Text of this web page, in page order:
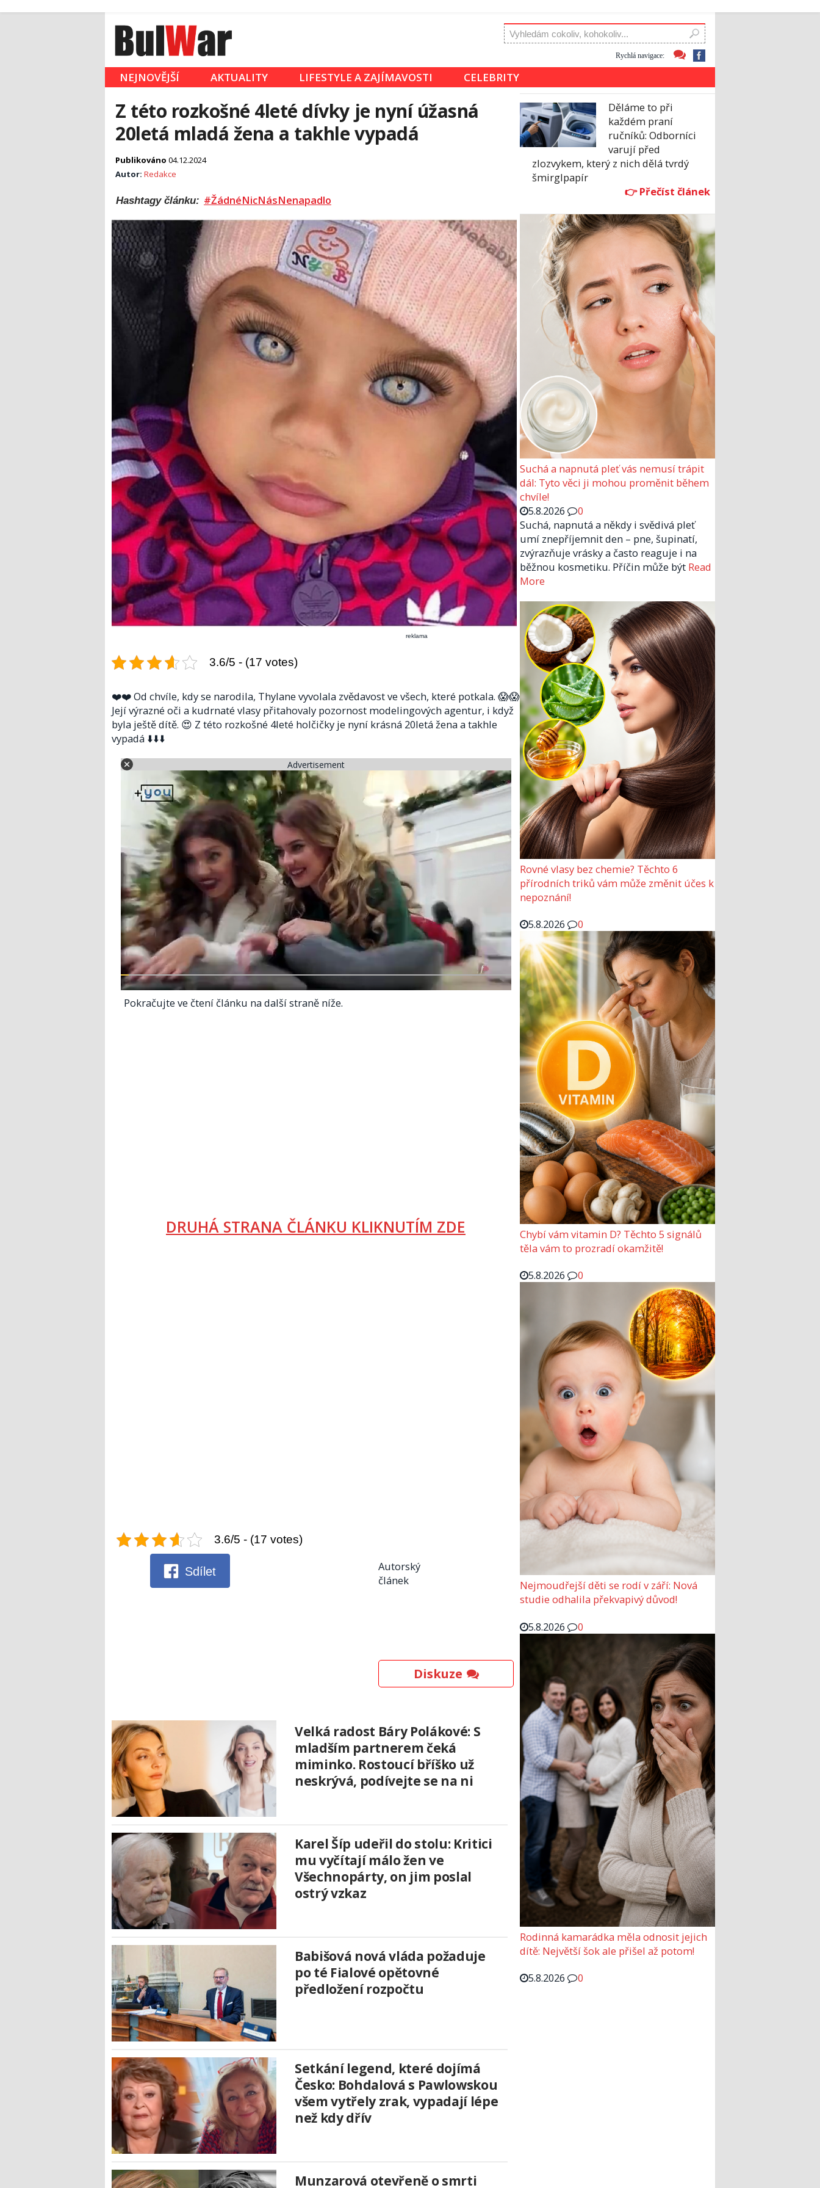
Rychlá navigace:
NEJNOVĚJŠÍ AKTUALITY LIFESTYLE A ZAJÍMAVOSTI CELEBRITY
Z této rozkošné 4leté dívky je nyní úžasná
20letá mladá žena a takhle vypadá
Publikováno 04.12.2024
Autor: Redakce
Hashtagy článku: #ŽádnéNicNásNenapadlo
reklama
3.6/5 - (17 votes)
❤️❤️ Od chvíle, kdy se narodila, Thylane vyvolala zvědavost ve všech, které potkala. 😱😱
Její výrazné oči a kudrnaté vlasy přitahovaly pozornost modelingových agentur, i když
byla ještě dítě. 😍 Z této rozkošné 4leté holčičky je nyní krásná 20letá žena a takhle
vypadá ⬇️⬇️⬇️
Advertisement
Pokračujte ve čtení článku na další straně níže.
DRUHÁ STRANA ČLÁNKU KLIKNUTÍM ZDE
3.6/5 - (17 votes)
Sdílet
Autorský
článek
Diskuze
Velká radost Báry Polákové: S
mladším partnerem čeká
miminko. Rostoucí bříško už
neskrývá, podívejte se na ni
Karel Šíp udeřil do stolu: Kritici
mu vyčítají málo žen ve
Všechnopárty, on jim poslal
ostrý vzkaz
Babišová nová vláda požaduje
po té Fialové opětovné
předložení rozpočtu
Setkání legend, které dojímá
Česko: Bohdalová s Pawlowskou
všem vytřely zrak, vypadají lépe
než kdy dřív
Munzarová otevřeně o smrti
Děláme to při
každém praní
ručníků: Odborníci
varují před
zlozvykem, který z nich dělá tvrdý
šmirglpapír
Suchá a napnutá pleť vás nemusí trápit
dál: Tyto věci ji mohou proměnit během
chvíle!
5.8.2026
0
Suchá, napnutá a někdy i svědivá pleť
umí znepříjemnit den – pne, šupinatí,
zvýrazňuje vrásky a často reaguje i na
běžnou kosmetiku. Příčin může být Read
More
Rovné vlasy bez chemie? Těchto 6
přírodních triků vám může změnit účes k
nepoznání!
5.8.2026
0
Chybí vám vitamin D? Těchto 5 signálů
těla vám to prozradí okamžitě!
5.8.2026
0
Nejmoudřejší děti se rodí v září: Nová
studie odhalila překvapivý důvod!
5.8.2026
0
Rodinná kamarádka měla odnosit jejich
dítě: Největší šok ale přišel až potom!
5.8.2026
0